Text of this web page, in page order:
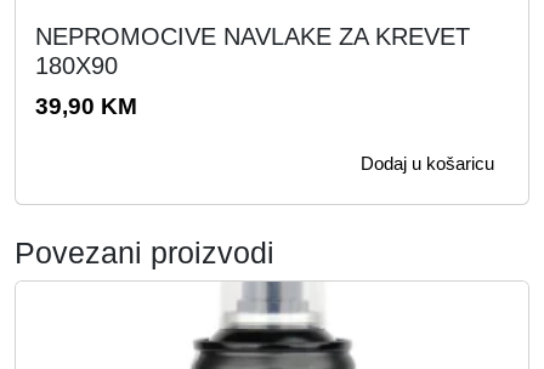
NEPROMOCIVE NAVLAKE ZA KREVET
180X90
39,90 KM
Dodaj u košaricu
Povezani proizvodi